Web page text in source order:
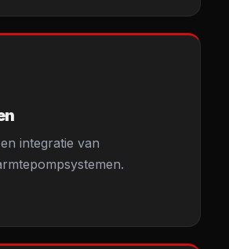
integratie van